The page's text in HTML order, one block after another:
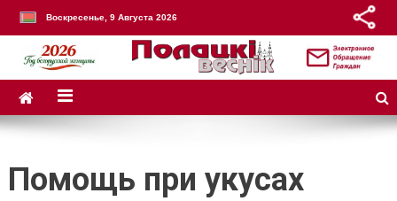
Воскресенье, 9 Августа 2026
Помощь при укусах